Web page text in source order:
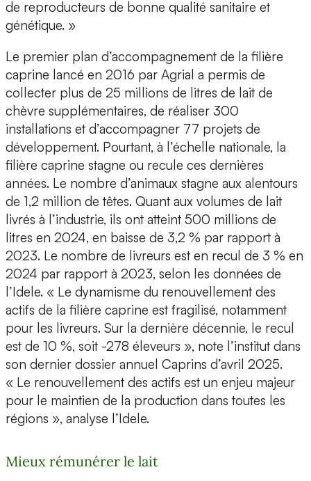
de reproducteurs de bonne qualité sanitaire et
génétique. »
Le premier plan d’accompagnement de la filière
caprine lancé en 2016 par Agrial a permis de
collecter plus de 25 millions de litres de lait de
chèvre supplémentaires, de réaliser 300
installations et d’accompagner 77 projets de
développement. Pourtant, à l’échelle nationale, la
filière caprine stagne ou recule ces dernières
années. Le nombre d’animaux stagne aux alentours
de 1,2 million de têtes. Quant aux volumes de lait
livrés à l’industrie, ils ont atteint 500 millions de
litres en 2024, en baisse de 3,2 % par rapport à
2023. Le nombre de livreurs est en recul de 3 % en
2024 par rapport à 2023, selon les données de
l’Idele. « Le dynamisme du renouvellement des
actifs de la filière caprine est fragilisé, notamment
pour les livreurs. Sur la dernière décennie, le recul
est de 10 %, soit -278 éleveurs », note l’institut dans
son dernier dossier annuel Caprins d’avril 2025.
« Le renouvellement des actifs est un enjeu majeur
pour le maintien de la production dans toutes les
régions », analyse l’Idele.
Mieux rémunérer le lait